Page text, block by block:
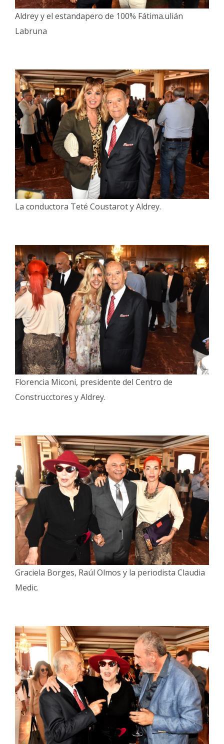
Aldrey y el estandapero de 100% Fátima.ulián
Labruna
La conductora Teté Coustarot y Aldrey.
Florencia Miconi, presidente del Centro de
Construcctores y Aldrey.
Graciela Borges, Raúl Olmos y la periodista Claudia
Medic.